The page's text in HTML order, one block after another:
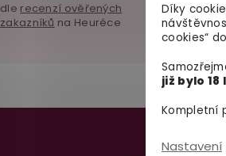
Díky
cookies“
již bylo 18
Kompletní
Nastavení
dle recenzí ověřených
zakazníků na Heuréce